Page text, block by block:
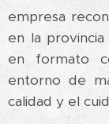
empresa
en la
en formato
entorno de
calidad y el